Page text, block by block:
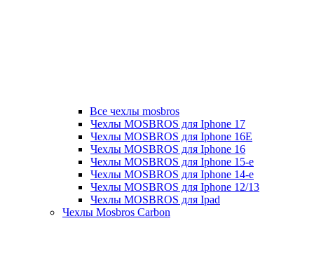
Все чехлы mosbros
Чехлы MOSBROS для Iphone 17
Чехлы MOSBROS для Iphone 16E
Чехлы MOSBROS для Iphone 16
Чехлы MOSBROS для Iphone 15-е
Чехлы MOSBROS для Iphone 14-е
Чехлы MOSBROS для Iphone 12/13
Чехлы MOSBROS для Ipad
Чехлы Mosbros Carbon